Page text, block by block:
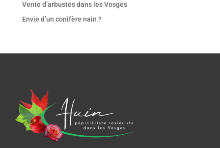
Vente d’arbustes dans les Vosges
Envie d’un conifère nain ?